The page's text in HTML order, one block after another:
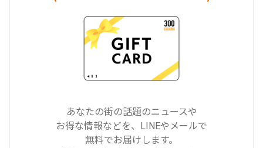
あなたの街の話題のニュースや
お得な情報などを、LINEやメールで
無料でお届けします。